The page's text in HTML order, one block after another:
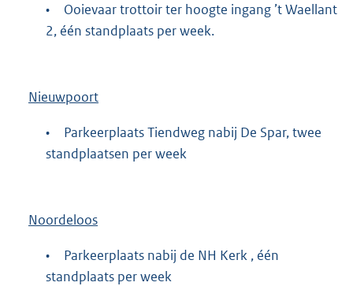
•
Ooievaar trottoir ter hoogte ingang ’t Waellant
2, één standplaats per week.
Nieuwpoort
•
Parkeerplaats Tiendweg nabij De Spar, twee
standplaatsen per week
Noordeloos
•
Parkeerplaats nabij de NH Kerk , één
standplaats per week